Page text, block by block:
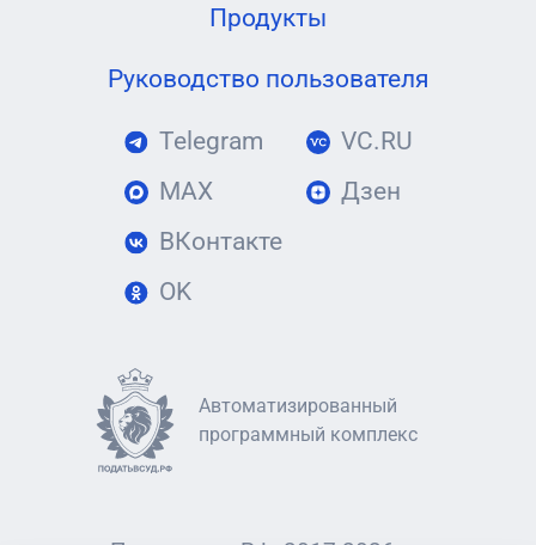
Продукты
Руководство пользователя
Telegram
MAX
ВКонтакте
OK
VC.RU
Дзен
Автоматизированный
программный комплекс